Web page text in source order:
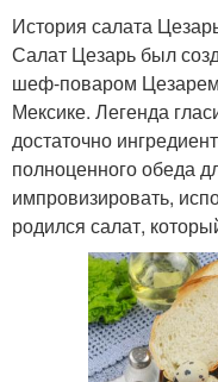
История салата
Салат Цезарь был
шеф-поваром
Мексике. Легенда
достаточно
полноценного обеда
импровизировать,
родился салат,